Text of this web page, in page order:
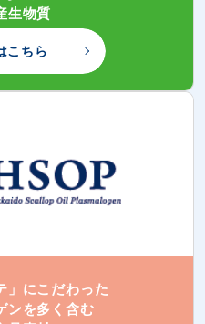
生物質
こちら
」にこだわった
ンを多く含む